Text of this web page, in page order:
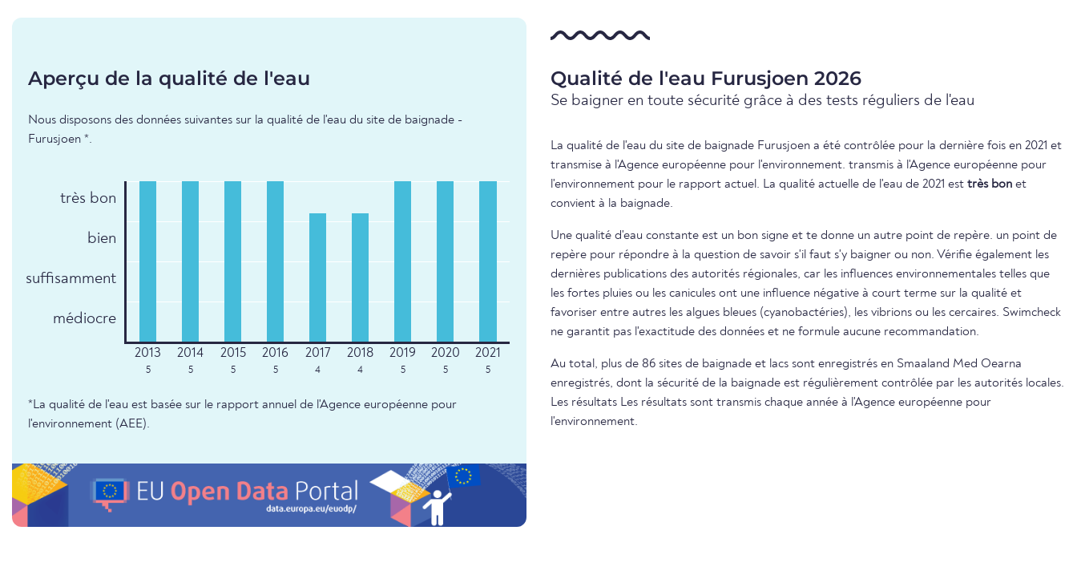
Aperçu de la qualité de l'eau
Nous disposons des données suivantes sur la qualité de l'eau du site de baignade -
Furusjoen *.
très bon
bien
suffisamment
médiocre
5 5 5 5 4 4 5 5 5
*La qualité de l'eau est basée sur le rapport annuel de l'Agence européenne pour
l'environnement (AEE).
Qualité de l'eau Furusjoen 2026
Se baigner en toute sécurité grâce à des tests réguliers de l'eau
La qualité de l'eau du site de baignade Furusjoen a été contrôlée pour la dernière fois en 2021 et
transmise à l'Agence européenne pour l'environnement. transmis à l'Agence européenne pour
l'environnement pour le rapport actuel. La qualité actuelle de l'eau de 2021 est très bon et
convient à la baignade.
Une qualité d'eau constante est un bon signe et te donne un autre point de repère. un point de
repère pour répondre à la question de savoir s'il faut s'y baigner ou non. Vérifie également les
dernières publications des autorités régionales, car les influences environnementales telles que
les fortes pluies ou les canicules ont une influence négative à court terme sur la qualité et
favoriser entre autres les algues bleues (cyanobactéries), les vibrions ou les cercaires. Swimcheck
ne garantit pas l'exactitude des données et ne formule aucune recommandation.
Au total, plus de 86 sites de baignade et lacs sont enregistrés en Smaaland Med Oearna
enregistrés, dont la sécurité de la baignade est régulièrement contrôlée par les autorités locales.
Les résultats Les résultats sont transmis chaque année à l'Agence européenne pour
l'environnement.